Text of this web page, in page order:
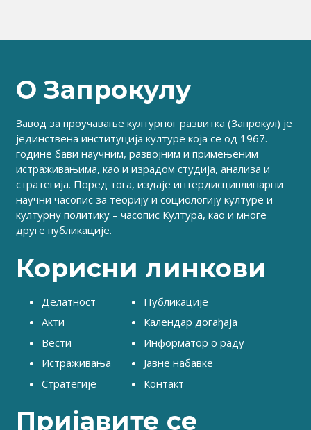
О Запрокулу
Завод за проучавање културног развитка (Запрокул) је
јединствена институција културе која се од 1967.
године бави научним, развојним и примењеним
истраживањима, као и израдом студија, анализа и
стратегија. Поред тога, издаје интердисциплинарни
научни часопис за теорију и социологију културе и
културну политику – часопис Култура, као и многе
друге публикације.
Корисни линкови
Делатност
Акти
Вести
Истраживања
Стратегије
Публикације
Календар догађаја
Информатор о раду
Јавне набавке
Контакт
Пријавите се